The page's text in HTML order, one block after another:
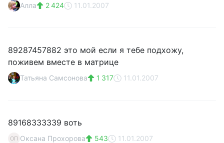
Алла 2 424 11.01.2007
89287457882 это мой если я тебе подхожу,
поживем вместе в матрице
Татьяна Самсонова 1 317 11.01.2007
89168333339 воть
ОП Оксана Прохорова 543 11.01.2007